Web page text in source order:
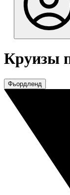
Круизы
Фьордленд